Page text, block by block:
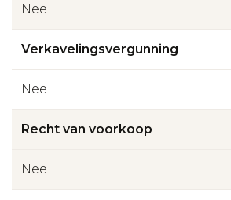
Nee
Verkavelingsvergunning
Nee
Recht van voorkoop
Nee